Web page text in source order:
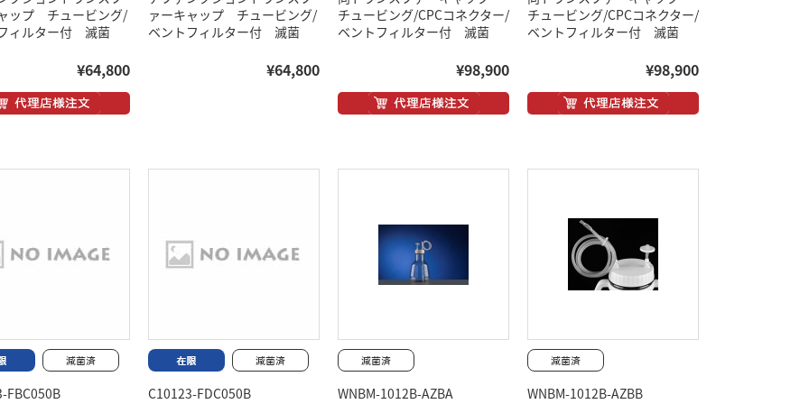
ップ チュービング/
ィルター付 滅菌
¥64,800
ァーキャップ チュービング/
ベントフィルター付 滅菌
¥64,800
チュービング/CPCコネクター/
ベントフィルター付 滅菌
¥98,900
チュービング/CPCコネクター/
ベントフィルター付 滅菌
¥98,900
FBC050B C10123-FDC050B WNBM-1012B-AZBA WNBM-1012B-AZBB